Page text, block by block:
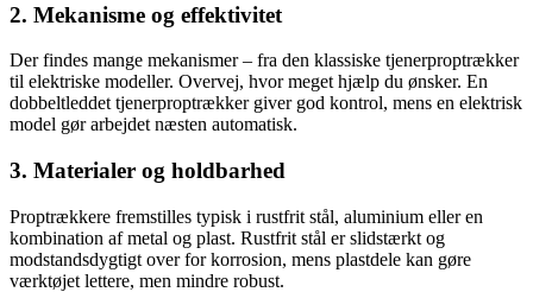
2. Mekanisme og effektivitet
Der findes mange mekanismer – fra den klassiske tjenerproptrækker
til elektriske modeller. Overvej, hvor meget hjælp du ønsker. En
dobbeltleddet tjenerproptrækker giver god kontrol, mens en elektrisk
model gør arbejdet næsten automatisk.
3. Materialer og holdbarhed
Proptrækkere fremstilles typisk i rustfrit stål, aluminium eller en
kombination af metal og plast. Rustfrit stål er slidstærkt og
modstandsdygtigt over for korrosion, mens plastdele kan gøre
værktøjet lettere, men mindre robust.